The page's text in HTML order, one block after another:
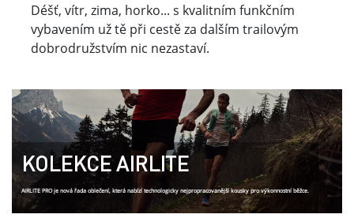
Déšť, vítr, zima, horko... s kvalitním funkčním
vybavením už tě při cestě za dalším trailovým
dobrodružstvím nic nezastaví.
KOLEKCE AIRLITE
AIRLITE PRO je nová řada oblečení, která nabízí technologicky nejpropracovanější kousky pro výkonnostní běžce.